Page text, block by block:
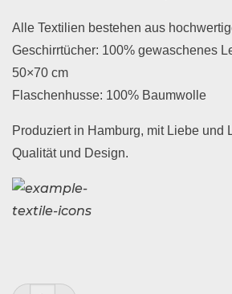
Alle Textilien bestehen aus
Geschirrtücher: 100% gewaschenes
50×70 cm
Flaschenhusse: 100% Baumwolle
Produziert in Hamburg, mit Liebe und
Qualität und Design.
Geschenkset Herzen Menge